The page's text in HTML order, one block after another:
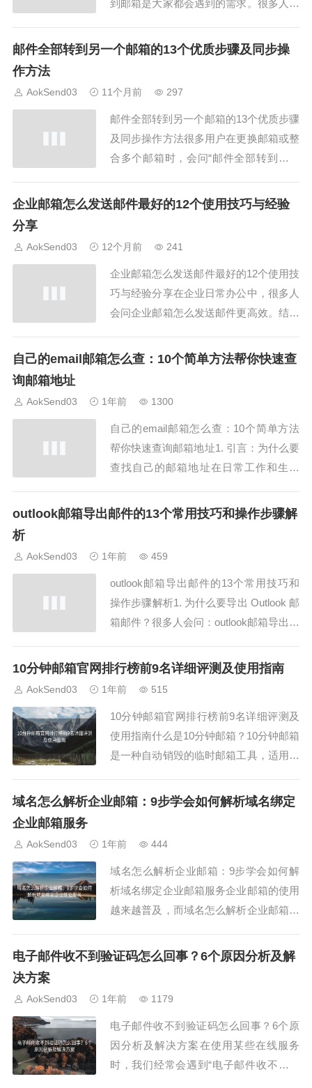
到邮箱是大家都会遇到的需求。很多人虽
邮件到邮箱的细节和方法。本文将结合A
提升效率。一、如何发送邮件到邮箱的基
本准...
邮件全部转到另一个邮箱的13个优质步骤及同步操
作方法
AokSend03 11个月前 297
邮件全部转到另一个邮箱的13个优质步骤
及同步操作方法很多用户在更换邮箱或整
合多个邮箱时，会问“邮件全部转到另一
另一个邮箱的13个优质步骤及同步操作方
标邮箱邮件全部转到另一个邮箱？首先...
企业邮箱怎么发送邮件最好的12个使用技巧与经验
分享
AokSend03 12个月前 241
企业邮箱怎么发送邮件最好的12个使用技
巧与经验分享在企业日常办公中，很多人
会问企业邮箱怎么发送邮件更高效。结合
验，让你掌握企业邮箱发送邮件的核心方
使用AokSend企业邮箱客户端客...
自己的email邮箱怎么查：10个简单方法帮你快速查
询邮箱地址
AokSend03 1年前 1300
自己的email邮箱怎么查：10个简单方法
帮你快速查询邮箱地址1. 引言：为什么要
查找自己的邮箱地址在日常工作和生活
多，例如注册网站、接收重要通知、与他
邮件，掌握一些快速查询方法是非常有帮
助的。...
outlook邮箱导出邮件的13个常用技巧和操作步骤解
析
AokSend03 1年前 459
outlook邮箱导出邮件的13个常用技巧和
操作步骤解析1. 为什么要导出 Outlook 邮
箱邮件？很多人会问：outlook邮箱导出邮
做备份，还可以用于迁移、归档、数据整
的影响。2....
10分钟邮箱官网排行榜前9名详细评测及使用指南
AokSend03 1年前 515
10分钟邮箱官网排行榜前9名详细评测及
使用指南什么是10分钟邮箱？10分钟邮箱
是一种自动销毁的临时邮箱工具，适用于
官网通常提供快速创建功能，不需要注
我们评选10分钟邮箱官网排行榜，依...
域名怎么解析企业邮箱：9步学会如何解析域名绑定
企业邮箱服务
AokSend03 1年前 444
域名怎么解析企业邮箱：9步学会如何解
析域名绑定企业邮箱服务企业邮箱的使用
越来越普及，而域名怎么解析企业邮箱，
技术。通过正确解析域名绑定企业邮箱，
步骤，教你如何一步步完成域名绑定企业
邮箱的解析配...
电子邮件收不到验证码怎么回事？6个原因分析及解
决方案
AokSend03 1年前 1179
电子邮件收不到验证码怎么回事？6个原
因分析及解决方案在使用某些在线服务
时，我们经常会遇到“电子邮件收不到验